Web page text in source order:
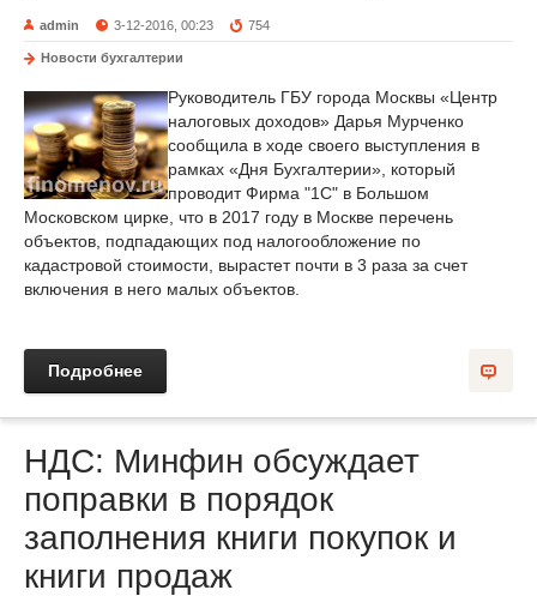
admin 3-12-2016, 00:23 754
Новости бухгалтерии
Руководитель ГБУ города Москвы «Центр
налоговых доходов» Дарья Мурченко
сообщила в ходе своего выступления в
рамках «Дня Бухгалтерии», который
проводит Фирма "1С" в Большом
Московском цирке, что в 2017 году в Москве перечень
объектов, подпадающих под налогообложение по
кадастровой стоимости, вырастет почти в 3 раза за счет
включения в него малых объектов.
Подробнее
НДС: Минфин обсуждает
поправки в порядок
заполнения книги покупок и
книги продаж